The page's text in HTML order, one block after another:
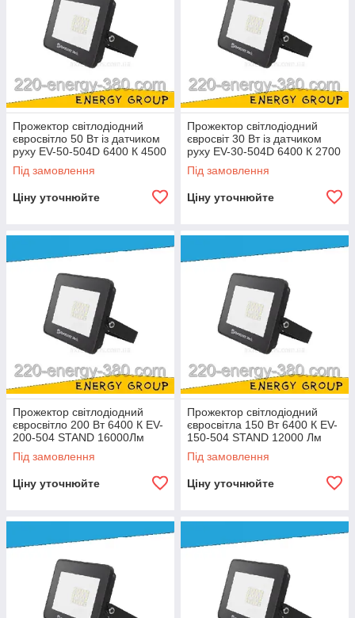
Прожектор світлодіодний
євросвітло 50 Вт із датчиком
руху EV-50-504D 6400 К 4500
Лм
Під замовлення
Ціну уточнюйте
Прожектор світлодіодний
євросвіт 30 Вт із датчиком
руху EV-30-504D 6400 К 2700
Лм
Під замовлення
Ціну уточнюйте
Прожектор світлодіодний
євросвітло 200 Вт 6400 К EV-
200-504 STAND 16000Лм
модульний
Під замовлення
Ціну уточнюйте
Прожектор світлодіодний
євросвітла 150 Вт 6400 К EV-
150-504 STAND 12000 Лм
Під замовлення
Ціну уточнюйте